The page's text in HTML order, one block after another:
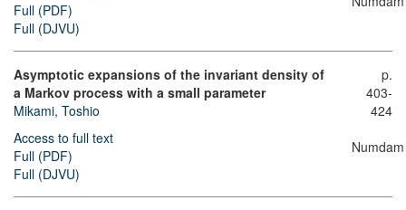
Full (PDF)
Full (DJVU)
Asymptotic expansions of the invariant density of
a Markov process with a small parameter
Mikami, Toshio
Access to full text
Full (PDF)
Full (DJVU)
p.
403-
424
Numdam